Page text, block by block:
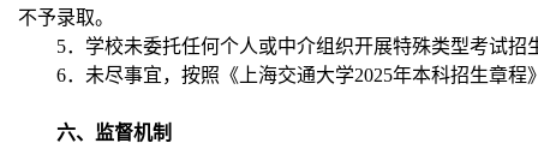
不予录取。
5．学校未委托任何个人或中介组织开展特殊类型考试
6．未尽事宜，按照《上海交通大学2025年本科招生章
六、监督机制